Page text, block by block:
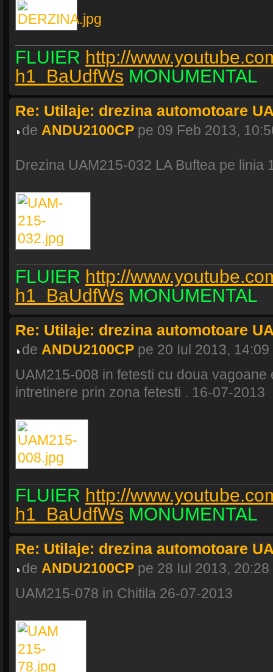
FLUIER http://
h1_BaUdfWs MONUMENTAL
Re: Utilaje: drezina automotoare
de ANDU2100CPpe 09 Feb 2013,
Drezina UAM215-032 LA Buftea pe
FLUIER http://
h1_BaUdfWs MONUMENTAL
Re: Utilaje: drezina automotoare
de ANDU2100CPpe 20 Iul 2013, 14:09
UAM215-008 in fetesti cu doua
intretinere prin zona fetesti . 16-07-2013
FLUIER http://
h1_BaUdfWs MONUMENTAL
Re: Utilaje: drezina automotoare
de ANDU2100CPpe 28 Iul 2013, 20:28
UAM215-078 in Chitila 26-07-2013